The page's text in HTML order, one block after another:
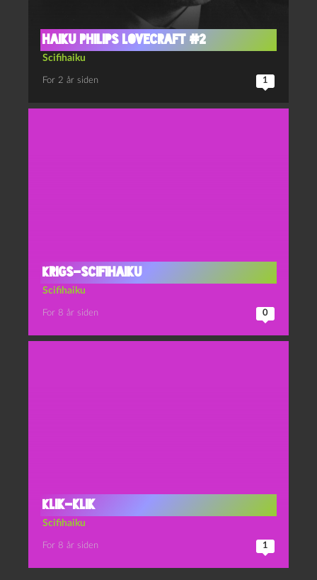
Haiku Philips Lovecraft #2
Scifihaiku
For 2 år siden 1
Krigs-scifihaiku
Scifihaiku
For 8 år siden 0
Klik-klik
Scifihaiku
For 8 år siden 1